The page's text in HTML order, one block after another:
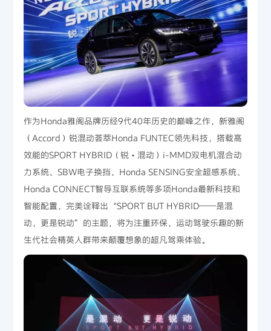
作为Honda雅阁品牌历经9代40年历史的巅峰之作，新雅阁
（Accord）锐混动荟萃Honda FUNTEC领先科技，搭载高
效能的SPORT HYBRID（锐・混动）i-MMD双电机混合动
力系统、SBW电子换挡、Honda SENSING安全超感系统、
Honda CONNECT智导互联系统等多项Honda最新科技和
智能配置，完美诠释出“SPORT BUT HYBRID——是混
动，更是锐动”的主题，将为注重环保、运动驾驶乐趣的新
生代社会精英人群带来颠覆想象的超凡驾乘体验。